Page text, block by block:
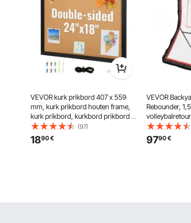
VEVOR kurk prikbord 407 x 559
mm, kurk prikbord houten frame,
kurk prikbord, kurkbord prikbord -
inclusief bevestigingsmateriaal en
punaises, houten frame, in
huishoudens, kantoren, etc.
(97)
1890€
VEVOR
Rebounder,
throwback
9790€